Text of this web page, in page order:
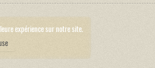
expérience sur notre site.